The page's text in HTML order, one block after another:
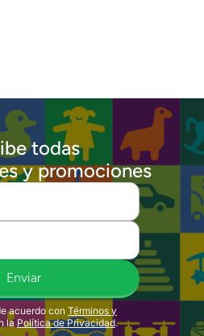
todas
y promociones
Enviar
acuerdo conTérminos y
la Política de Privacidad.